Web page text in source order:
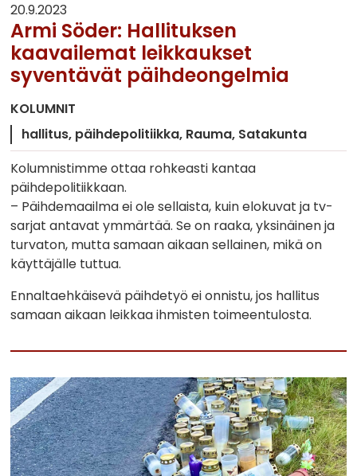
20.9.2023
Armi Söder: Hallituksen
kaavailemat leikkaukset
syventävät päihdeongelmia
KOLUMNIT
hallitus päihdepolitiikka Rauma Satakunta
Kolumnistimme ottaa rohkeasti kantaa
päihdepolitiikkaan.
– Päihdemaailma ei ole sellaista, kuin elokuvat ja tv-
sarjat antavat ymmärtää. Se on raaka, yksinäinen ja
turvaton, mutta samaan aikaan sellainen, mikä on
käyttäjälle tuttua.
Ennaltaehkäisevä päihdetyö ei onnistu, jos hallitus
samaan aikaan leikkaa ihmisten toimeentulosta.